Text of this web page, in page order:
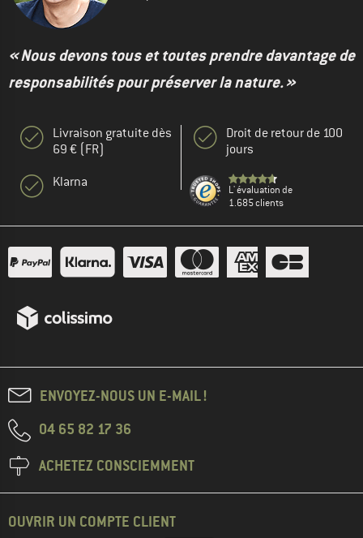
« Nous devons tous et toutes prendre davantage de
responsabilités pour préserver la nature. »
Livraison gratuite dès
69 € (FR)
Klarna
Droit de retour de 100
jours
L' évaluation de
1.685 clients
ENVOYEZ-NOUS UN E-MAIL !
04 65 82 17 36
ACHETEZ CONSCIEMMENT
OUVRIR UN COMPTE CLIENT